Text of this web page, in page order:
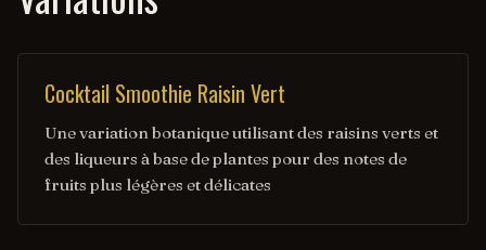
Cocktail Smoothie Raisin Vert
Une variation botanique utilisant des raisins verts et
des liqueurs à base de plantes pour des notes de
fruits plus légères et délicates